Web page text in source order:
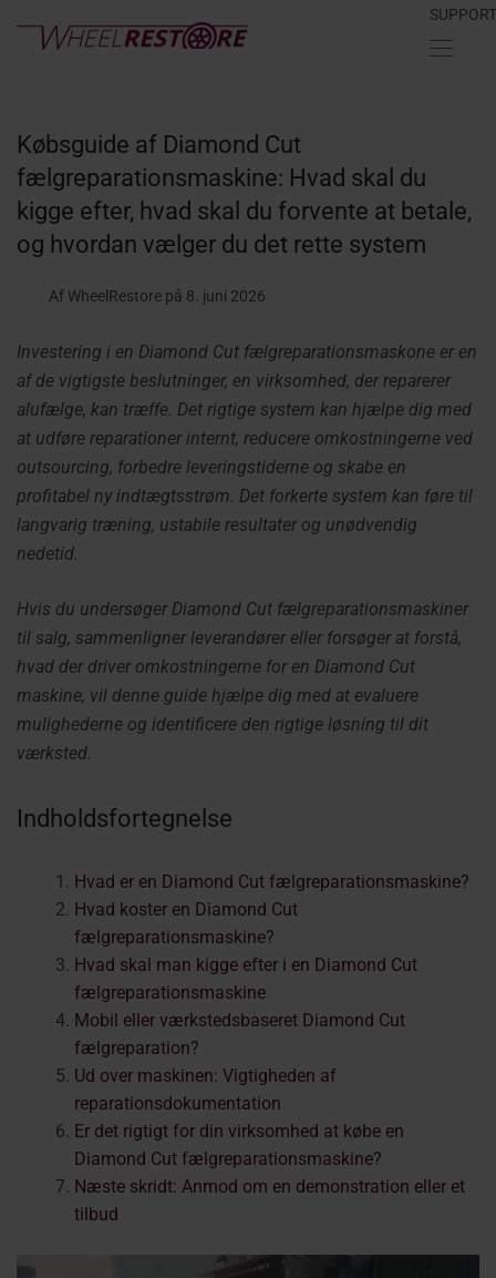
SUPPORT
Købsguide af Diamond Cut
fælgreparationsmaskine: Hvad skal du
kigge efter, hvad skal du forvente at betale,
og hvordan vælger du det rette system
Af WheelRestore på 8. juni 2026
Investering i en Diamond Cut fælgreparationsmaskone er en
af de vigtigste beslutninger, en virksomhed, der reparerer
alufælge, kan træffe. Det rigtige system kan hjælpe dig med
at udføre reparationer internt, reducere omkostningerne ved
outsourcing, forbedre leveringstiderne og skabe en
profitabel ny indtægtsstrøm. Det forkerte system kan føre til
langvarig træning, ustabile resultater og unødvendig
nedetid.
Hvis du undersøger Diamond Cut fælgreparationsmaskiner
til salg, sammenligner leverandører eller forsøger at forstå,
hvad der driver omkostningerne for en Diamond Cut
maskine, vil denne guide hjælpe dig med at evaluere
mulighederne og identificere den rigtige løsning til dit
værksted.
Indholdsfortegnelse
Hvad er en Diamond Cut fælgreparationsmaskine?
Hvad koster en Diamond Cut
fælgreparationsmaskine?
Hvad skal man kigge efter i en Diamond Cut
fælgreparationsmaskine
Mobil eller værkstedsbaseret Diamond Cut
fælgreparation?
Ud over maskinen: Vigtigheden af
reparationsdokumentation
Er det rigtigt for din virksomhed at købe en
Diamond Cut fælgreparationsmaskine?
Næste skridt: Anmod om en demonstration eller et
tilbud